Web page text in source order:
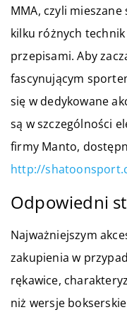
MMA, czyli
kilku różnych
przepisami. Aby
fascynującym
się w dedykowane
są w szczególności
firmy Manto,
http://
Odpowiedni
Najważniejszym
zakupienia w
rękawice,
niż wersje